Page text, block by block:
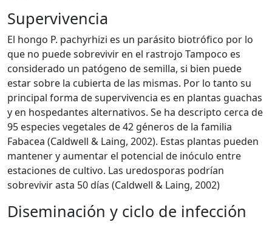
Supervivencia
El hongo P. pachyrhizi es un parásito biotrófico por lo
que no puede sobrevivir en el rastrojo Tampoco es
considerado un patógeno de semilla, si bien puede
estar sobre la cubierta de las mismas. Por lo tanto su
principal forma de supervivencia es en plantas guachas
y en hospedantes alternativos. Se ha descripto cerca de
95 especies vegetales de 42 géneros de la familia
Fabacea (Caldwell & Laing, 2002). Estas plantas pueden
mantener y aumentar el potencial de inóculo entre
estaciones de cultivo. Las uredosporas podrían
sobrevivir asta 50 días (Caldwell & Laing, 2002)
Diseminación y ciclo de infección